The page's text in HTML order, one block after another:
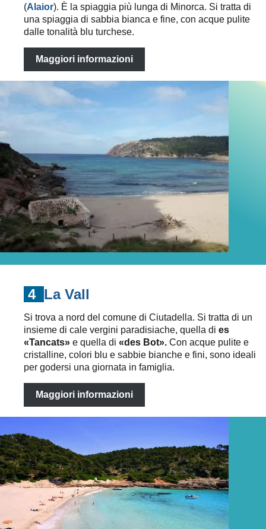
(Alaior). È la spiaggia più lunga di Minorca. Si tratta di
una spiaggia di sabbia bianca e fine, con acque pulite
dalle tonalità blu turchese.
Maggiori informazioni
4 La Vall
Si trova a nord del comune di Ciutadella. Si tratta di un
insieme di cale vergini paradisiache, quella di es
«Tancats» e quella di «des Bot». Con acque pulite e
cristalline, colori blu e sabbie bianche e fini, sono ideali
per godersi una giornata in famiglia.
Maggiori informazioni